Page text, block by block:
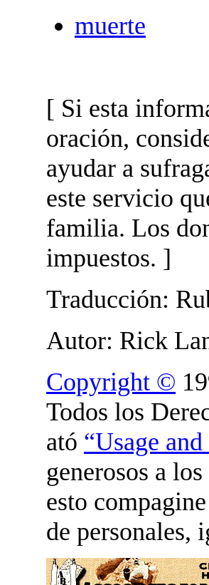
muerte
[ Si esta
oración,
ayudar a
este servicio
familia. Los
impuestos. ]
Traducción:
Autor: Rick
Copyright ©
Todos los
ató “Usage
generosos a
esto
de personales,